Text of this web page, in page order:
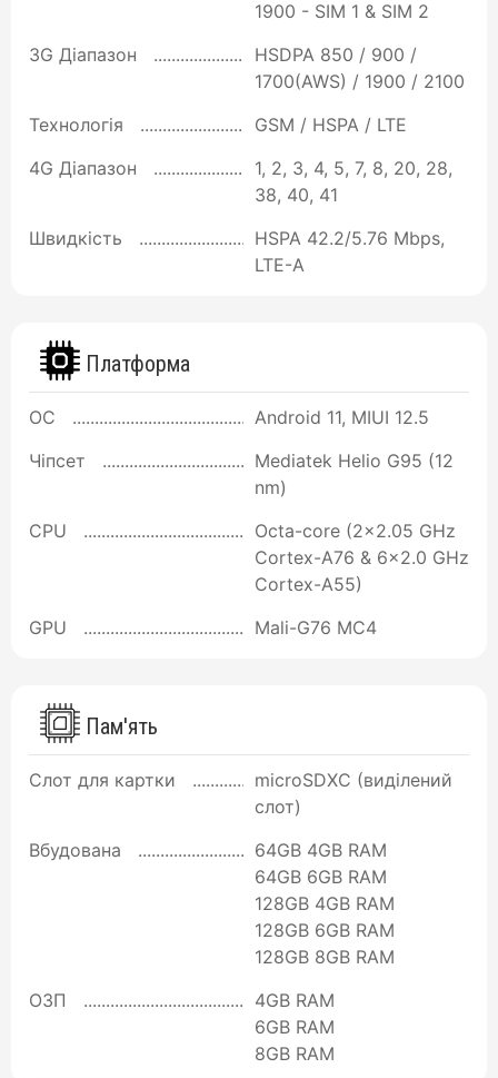
1900 - SIM 1 & SIM 2
3G Діапазон
HSDPA 850 / 900 /
1700(AWS) / 1900 / 2100
Технологія
GSM / HSPA / LTE
4G Діапазон
1, 2, 3, 4, 5, 7, 8, 20, 28,
38, 40, 41
Швидкість
HSPA 42.2/5.76 Mbps,
LTE-A
Платформа
ОС
Android 11, MIUI 12.5
Чіпсет
Mediatek Helio G95 (12
nm)
CPU
Octa-core (2x2.05 GHz
Cortex-A76 & 6x2.0 GHz
Cortex-A55)
GPU
Mali-G76 MC4
Пам'ять
Слот для картки
microSDXC (виділений
слот)
Вбудована
64GB 4GB RAM
64GB 6GB RAM
128GB 4GB RAM
128GB 6GB RAM
128GB 8GB RAM
ОЗП
4GB RAM
6GB RAM
8GB RAM